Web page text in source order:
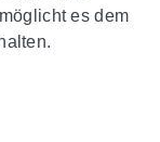
es dem
oder 30 Vdc,